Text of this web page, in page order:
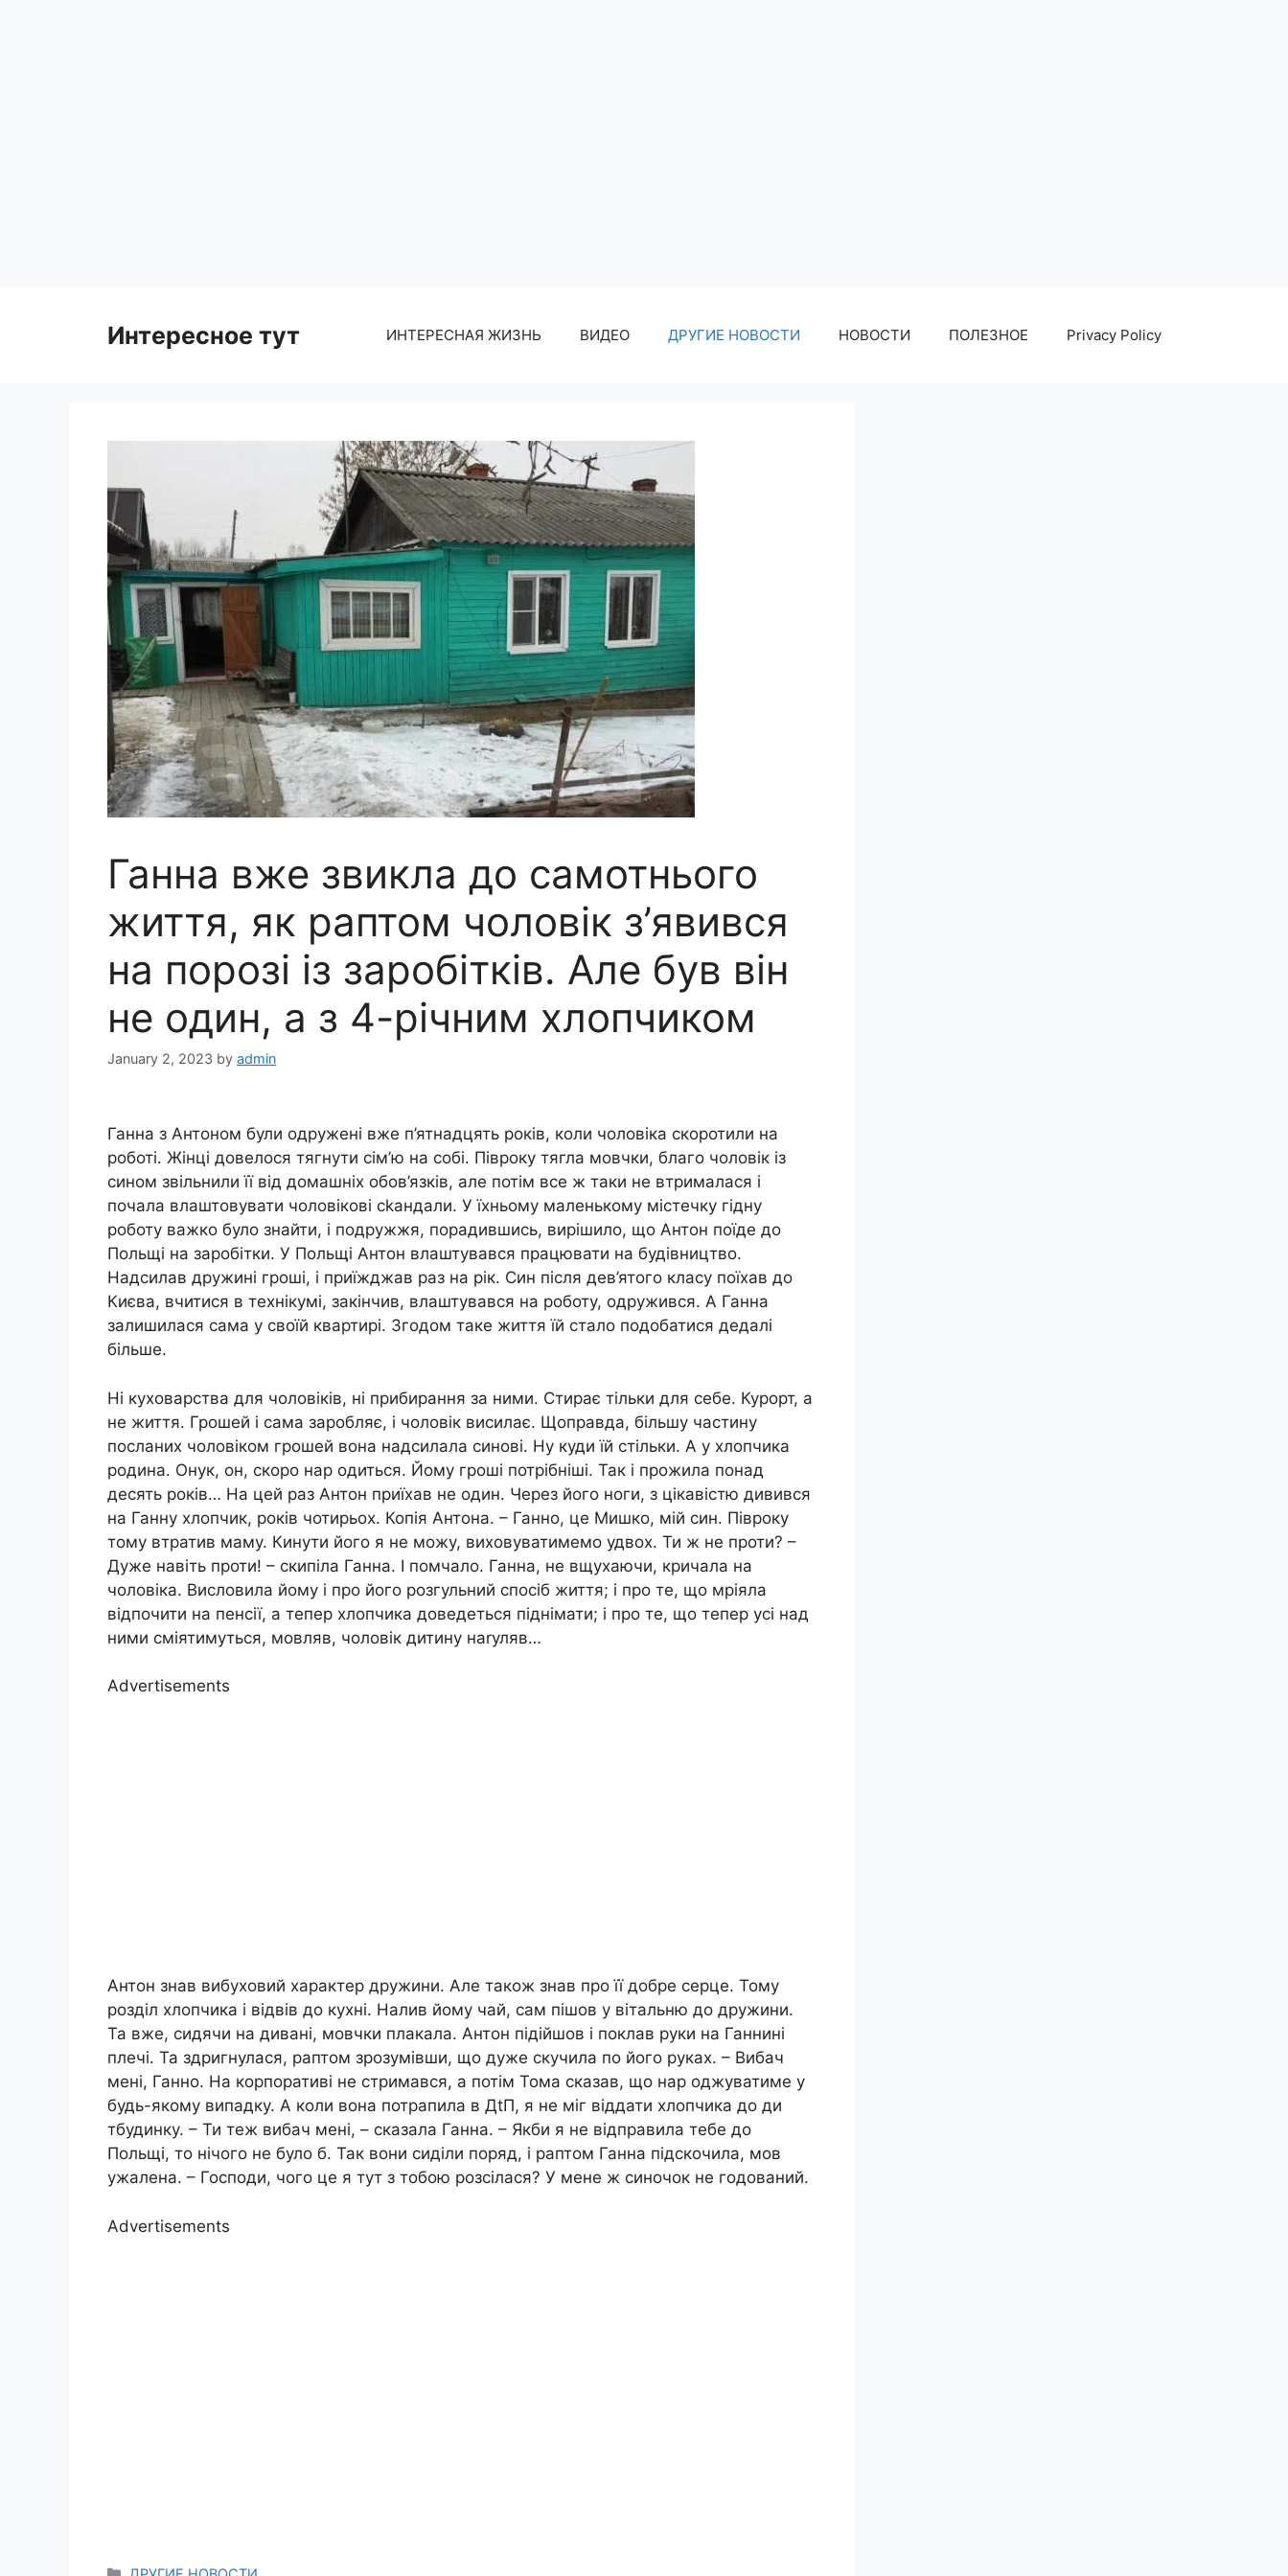
Интересное тут ИНТЕРЕСНАЯ ЖИЗНЬ ВИДЕО ДРУГИЕ НОВОСТИ НОВОСТИ ПОЛЕЗНОЕ Privacy Policy
Ганна вже звикла до самотнього
життя, як раптом чоловік з’явився
на порозі із заробітків. Але був він
не один, а з 4-річним хлопчиком
January 2, 2023 by admin
Ганна з Антоном були одружені вже п’ятнадцять років, коли чоловіка скоротили на
роботі. Жінці довелося тягнути сім’ю на собі. Півроку тягла мовчки, благо чоловік із
сином звільнили її від домашніх обов’язків, але потім все ж таки не втрималася і
почала влаштовувати чоловікові сkандали. У їхньому маленькому містечку гідну
роботу важко було знайти, і подружжя, порадившись, вирішило, що Антон поїде до
Польщі на заробітки. У Польщі Антон влаштувався працювати на будівництво.
Надсилав дружині гроші, і приїжджав раз на рік. Син після дев’ятого класу поїхав до
Києва, вчитися в технікумі, закінчив, влаштувався на роботу, одружився. А Ганна
залишилася сама у своїй квартирі. Згодом таке життя їй стало подобатися дедалі
більше.
Ні куховарства для чоловіків, ні прибирання за ними. Стирає тільки для себе. Курорт, а
не життя. Грошей і сама заробляє, і чоловік висилає. Щоправда, більшу частину
посланих чоловіком грошей вона надсилала синові. Ну куди їй стільки. А у хлопчика
родина. Онук, он, скоро нар одиться. Йому гроші потрібніші. Так і прожила понад
десять років… На цей раз Антон приїхав не один. Через його ноги, з цікавістю дивився
на Ганну хлопчик, років чотирьох. Копія Антона. – Ганно, це Мишко, мій син. Півроку
тому втратив маму. Кинути його я не можу, виховуватимемо удвох. Ти ж не проти? –
Дуже навіть проти! – скипіла Ганна. І помчало. Ганна, не вщухаючи, кричала на
чоловіка. Висловила йому і про його розгульний спосіб життя; і про те, що мріяла
відпочити на пенсії, а тепер хлопчика доведеться піднімати; і про те, що тепер усі над
ними сміятимуться, мовляв, чоловік дитину наrуляв…
Advertisements
Антон знав вибуховий характер дружини. Але також знав про її добре серце. Тому
розділ хлопчика і відвів до кухні. Налив йому чай, сам пішов у вітальню до дружини.
Та вже, сидячи на дивані, мовчки плакала. Антон підійшов і поклав руки на Ганнині
плечі. Та здригнулася, раптом зрозумівши, що дуже скучила по його руках. – Вибач
мені, Ганно. На корпоративі не стримався, а потім Тома сказав, що нар оджуватиме у
будь-якому випадку. А коли вона потрапила в ДtП, я не міг віддати хлопчика до ди
тбудинку. – Ти теж вибач мені, – сказала Ганна. – Якби я не відправила тебе до
Польщі, то нічого не було б. Так вони сиділи поряд, і раптом Ганна підскочила, мов
ужалена. – Господи, чого це я тут з тобою розсілася? У мене ж синочок не годований.
Advertisements
Categories